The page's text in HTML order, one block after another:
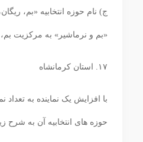
ج) نام حوزه انتخابیه «بم،
«بم و نرماشیر» به مرکزیت
۱۷. استان کرمانشاه
با افزایش یک نماینده به تعداد
حوزه ‏های انتخابیه آن به شرح